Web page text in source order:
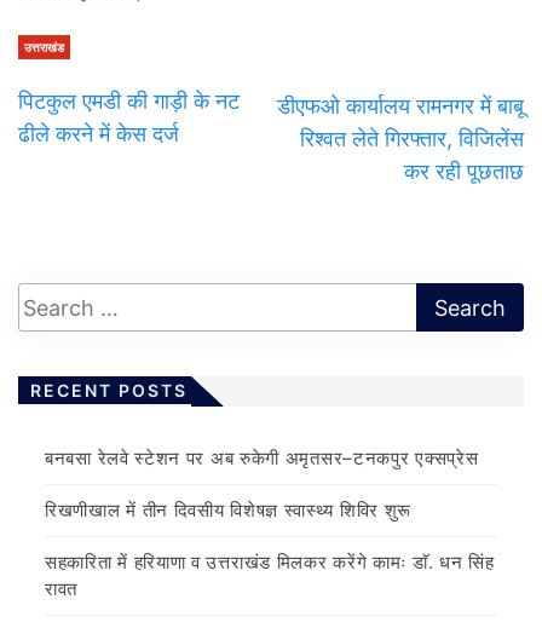
उत्तराखंड
पिटकुल एमडी की गाड़ी के नट
ढीले करने में केस दर्ज
डीएफओ कार्यालय रामनगर में बाबू
रिश्वत लेते गिरफ्तार, विज‍िलेंस
कर रही पूछताछ
RECENT POSTS
बनबसा रेलवे स्टेशन पर अब रुकेगी अमृतसर–टनकपुर एक्सप्रेस
रिखणीखाल में तीन दिवसीय विशेषज्ञ स्वास्थ्य शिविर शुरू
सहकारिता में हरियाणा व उत्तराखंड मिलकर करेंगे कामः डाॅ. धन सिंह
रावत